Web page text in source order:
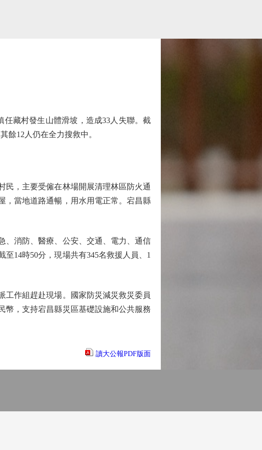
藏村發生山體滑坡，造成33人失聯。截
餘12人仍在全力搜救中。
，主要受僱在林場開展清理林區防火通
，當地道路通暢，用水用電正常。宕昌縣
消防、醫療、公安、交通、電力、通信
14時50分，現場共有345名救援人員、1
作組趕赴現場。國家防災減災救災委員
幣，支持宕昌縣災區基礎設施和公共服務
讀大公報PDF版面